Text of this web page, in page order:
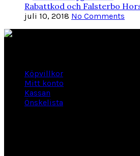
Rabattkod och Falsterbo
juli 10, 2018 No Comments
Köpvillkor
Mitt konto
Kassan
Önskelista